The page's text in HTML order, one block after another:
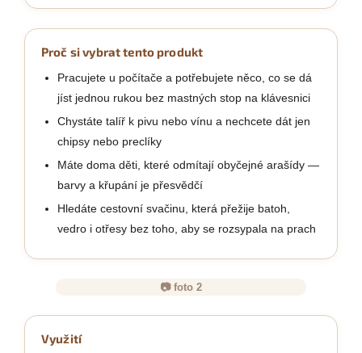
Proč si vybrat tento produkt
Pracujete u počítače a potřebujete něco, co se dá
jíst jednou rukou bez mastných stop na klávesnici
Chystáte talíř k pivu nebo vínu a nechcete dát jen
chipsy nebo preclíky
Máte doma děti, které odmítají obyčejné arašídy —
barvy a křupání je přesvědčí
Hledáte cestovní svačinu, která přežije batoh,
vedro i otřesy bez toho, aby se rozsypala na prach
📷 foto 2
Využití